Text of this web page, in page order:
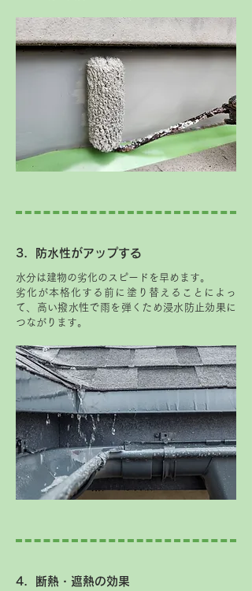
3．防水性がアップする
水分は建物の劣化のスピードを早めます。
劣化が本格化する前に塗り替えることによっ
て、高い撥水性で雨を弾くため浸水防止効果に
つながります。
4．断熱・遮熱の効果